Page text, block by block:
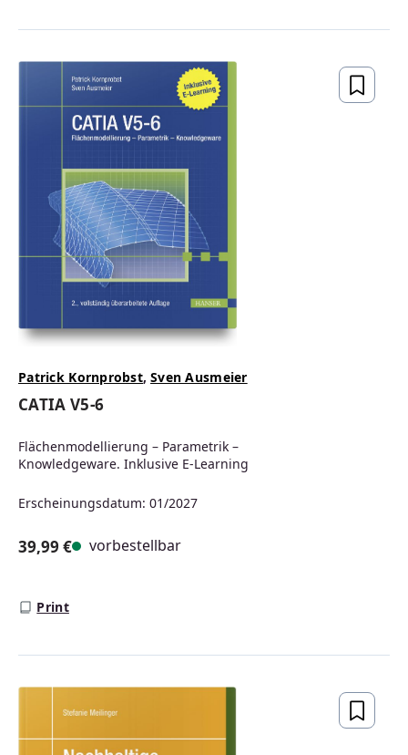
Patrick Kornprobst,Sven Ausmeier
CATIA V5-6
Flächenmodellierung – Parametrik –
Knowledgeware. Inklusive E-Learning
Erscheinungsdatum: 01/2027
39,99 € vorbestellbar
Print